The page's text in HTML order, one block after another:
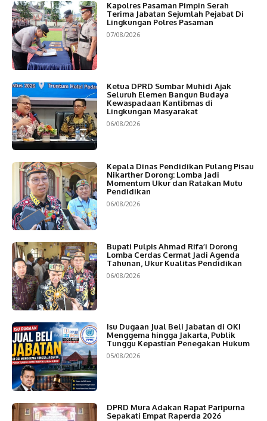
Kapolres Pasaman Pimpin Serah
Terima Jabatan Sejumlah Pejabat Di
Lingkungan Polres Pasaman
07/08/2026
Ketua DPRD Sumbar Muhidi Ajak
Seluruh Elemen Bangun Budaya
Kewaspadaan Kantibmas di
Lingkungan Masyarakat
06/08/2026
Kepala Dinas Pendidikan Pulang Pisau
Nikarther Dorong: Lomba Jadi
Momentum Ukur dan Ratakan Mutu
Pendidikan
06/08/2026
Bupati Pulpis Ahmad Rifa’i Dorong
Lomba Cerdas Cermat Jadi Agenda
Tahunan, Ukur Kualitas Pendidikan
06/08/2026
Isu Dugaan Jual Beli Jabatan di OKI
Menggema hingga Jakarta, Publik
Tunggu Kepastian Penegakan Hukum
05/08/2026
DPRD Mura Adakan Rapat Paripurna
Sepakati Empat Raperda 2026